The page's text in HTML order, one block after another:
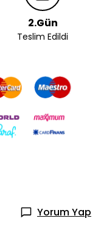
2.Gün
Teslim Edildi
Yorum Yap